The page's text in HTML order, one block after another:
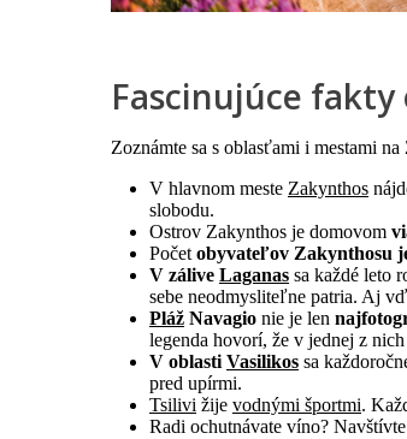
Fascinujúce
Zoznámte sa s oblasťami i mestami
V hlavnom meste Zakynthos
slobodu.
Ostrov Zakynthos je domovom
Počet obyvateľov Zakynthosu
V zálive Laganas sa každé leto
sebe neodmysliteľne patria. Aj
Pláž Navagio nie je len
legenda hovorí, že v jednej z
V oblasti Vasilikos sa
pred upírmi.
Tsilivi žije vodnými športmi.
Radi ochutnávate víno?